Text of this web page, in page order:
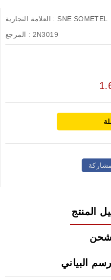
العلامة التجارية : SNE SOMETEL
المرجع : 2N3019
مشاركة
المنتج
شحن
البياني